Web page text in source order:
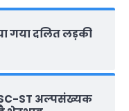
गया दलित लड़की
ST अल्पसंख्यक